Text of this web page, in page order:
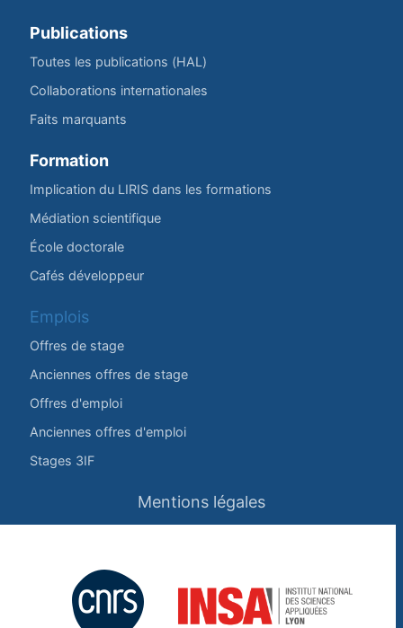
Publications
Toutes les publications (HAL)
Collaborations internationales
Faits marquants
Formation
Implication du LIRIS dans les formations
Médiation scientifique
École doctorale
Cafés développeur
Emplois
Offres de stage
Anciennes offres de stage
Offres d'emploi
Anciennes offres d'emploi
Stages 3IF
Mentions légales